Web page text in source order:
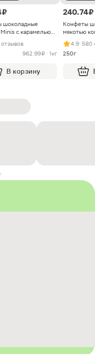
₽
шоколадные
с карамелью
и нугой
отзывов
962.99 ₽ · 1кг
В корзину
240.74 ₽
Конфеты
мякотью
4.9· 580
250г